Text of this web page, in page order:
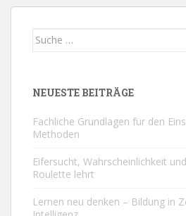
Suche
NEUESTE BEITRÄGE
Fachliche Grundlagen für den
Methoden
Eifersucht, Wahrscheinlichkeit
Roulette lehrt
Lernen neu denken – Bildung in